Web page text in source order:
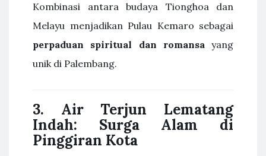
Kombinasi antara budaya Tionghoa dan
Melayu menjadikan Pulau Kemaro sebagai
perpaduan spiritual dan romansayang
unik di Palembang.
3. Air Terjun Lematang
Indah: Surga Alam di
Pinggiran Kota